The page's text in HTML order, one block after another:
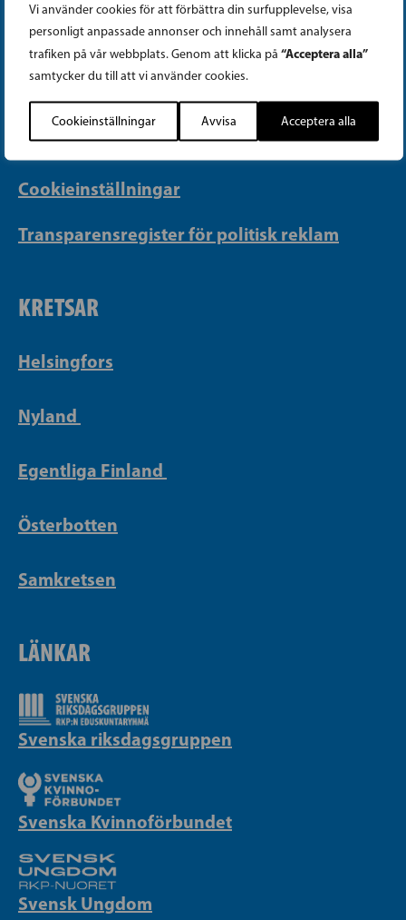
Vi använder cookies för att förbättra din surfupplevelse, visa
personligt anpassade annonser och innehåll samt analysera
trafiken på vår webbplats. Genom att klicka på “Acceptera alla”
samtycker du till att vi använder cookies.
Cookieinställningar Avvisa Acceptera alla
Georgsgatan 27, 00100 Helsingfors
info@sfp.fi
Faktureringsuppgifter
Integritetspolicy
Cookieinställningar
Transparensregister för politisk reklam
KRETSAR
Helsingfors
Nyland
Egentliga Finland
Österbotten
Samkretsen
LÄNKAR
Svenska riksdagsgruppen
Svenska Kvinnoförbundet
Svensk Ungdom